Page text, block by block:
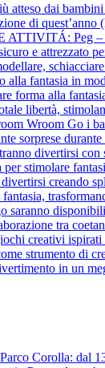
atteso dai
di
Peg
e attrezzato
alla fantasia in
forma alla
libertà,
Wroom Go i
sorprese
divertirsi
stimolare
creando
fantasia,
saranno
tra
creativi
strumento di
in un
Corolla: dal